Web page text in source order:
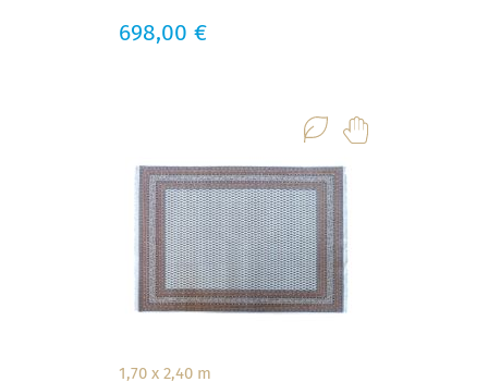
Cena
698,00 €
1,70 x 2,40 m